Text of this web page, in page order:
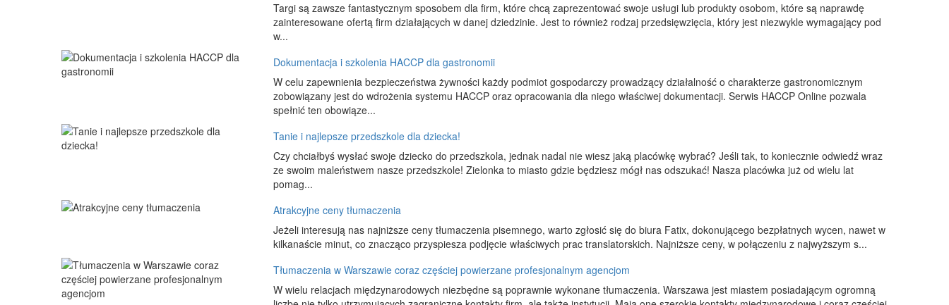
Targi są zawsze fantastycznym sposobem dla firm, które chcą zaprezentować swoje usługi lub produkty osobom, które są naprawdę
zainteresowane ofertą firm działających w danej dziedzinie. Jest to również rodzaj przedsięwzięcia, który jest niezwykle wymagający pod
w...
Dokumentacja i szkolenia HACCP dla gastronomii
W celu zapewnienia bezpieczeństwa żywności każdy podmiot gospodarczy prowadzący działalność o charakterze gastronomicznym
zobowiązany jest do wdrożenia systemu HACCP oraz opracowania dla niego właściwej dokumentacji. Serwis HACCP Online pozwala
spełnić ten obowiąze...
Tanie i najlepsze przedszkole dla dziecka!
Czy chciałbyś wysłać swoje dziecko do przedszkola, jednak nadal nie wiesz jaką placówkę wybrać? Jeśli tak, to koniecznie odwiedź wraz
ze swoim maleństwem nasze przedszkole! Zielonka to miasto gdzie będziesz mógł nas odszukać! Nasza placówka już od wielu lat
pomag...
Atrakcyjne ceny tłumaczenia
Jeżeli interesują nas najniższe ceny tłumaczenia pisemnego, warto zgłosić się do biura Fatix, dokonującego bezpłatnych wycen, nawet w
kilkanaście minut, co znacząco przyspiesza podjęcie właściwych prac translatorskich. Najniższe ceny, w połączeniu z najwyższym s...
Tłumaczenia w Warszawie coraz częściej powierzane profesjonalnym agencjom
W wielu relacjach międzynarodowych niezbędne są poprawnie wykonane tłumaczenia. Warszawa jest miastem posiadającym ogromną